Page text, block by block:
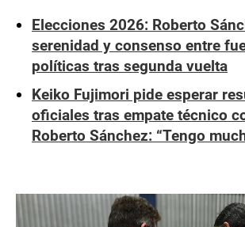
Elecciones 2026: Roberto
serenidad y consenso entre
políticas tras segunda vuelta
Keiko Fujimori pide esperar
oficiales tras empate técnico
Roberto Sánchez: “Tengo